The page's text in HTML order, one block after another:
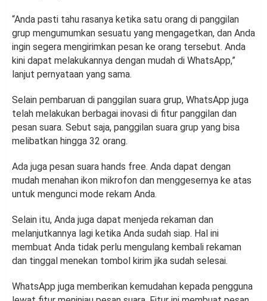
“Anda pasti tahu rasanya ketika satu orang di panggilan
grup mengumumkan sesuatu yang mengagetkan, dan Anda
ingin segera mengirimkan pesan ke orang tersebut. Anda
kini dapat melakukannya dengan mudah di WhatsApp,”
lanjut pernyataan yang sama.
Selain pembaruan di panggilan suara grup, WhatsApp juga
telah melakukan berbagai inovasi di fitur panggilan dan
pesan suara. Sebut saja, panggilan suara grup yang bisa
melibatkan hingga 32 orang.
Ada juga pesan suara hands free. Anda dapat dengan
mudah menahan ikon mikrofon dan menggesernya ke atas
untuk mengunci mode rekam Anda.
Selain itu, Anda juga dapat menjeda rekaman dan
melanjutkannya lagi ketika Anda sudah siap. Hal ini
membuat Anda tidak perlu mengulang kembali rekaman
dan tinggal menekan tombol kirim jika sudah selesai.
WhatsApp juga memberikan kemudahan kepada pengguna